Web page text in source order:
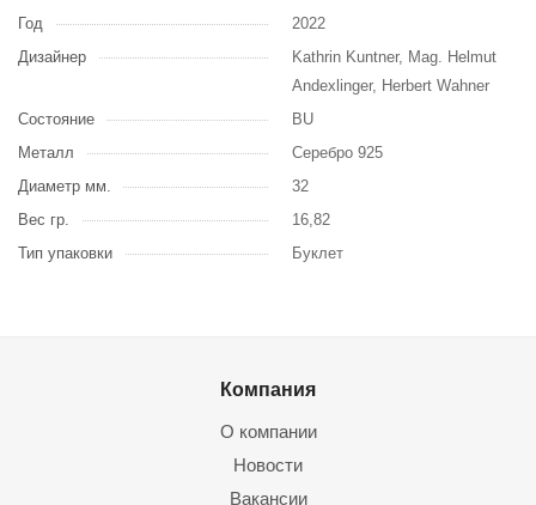
Год
2022
Дизайнер
Kathrin Kuntner, Mag. Helmut
Andexlinger, Herbert Wahner
Состояние
BU
Металл
Серебро 925
Диаметр мм.
32
Вес гр.
16,82
Тип упаковки
Буклет
Компания
О компании
Новости
Вакансии